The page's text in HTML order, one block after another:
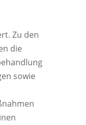
Zu den
die
sowie